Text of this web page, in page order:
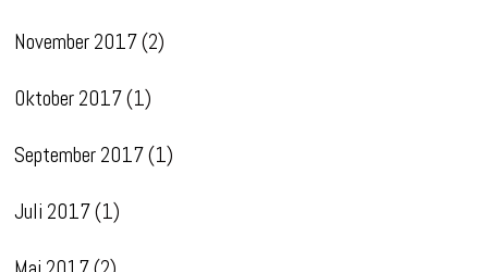
November 2017(2)
Oktober 2017(1)
September 2017(1)
Juli 2017(1)